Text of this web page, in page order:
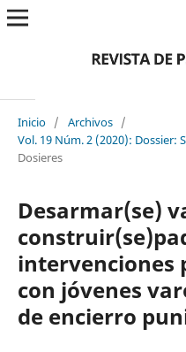
Inicio / Archivos /
Vol. 19 Núm. 2 (2020): Dossier:
Dosieres
Desarmar(se)
intervenciones
con jóvenes
de encierro